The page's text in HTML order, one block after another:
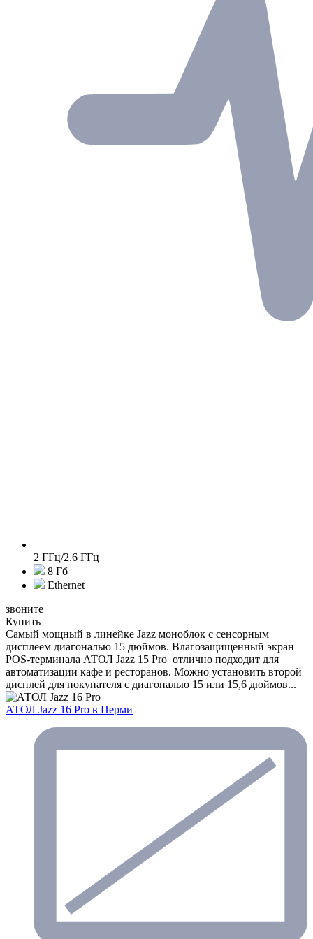
2 ГГц/2.6 ГГц
8 Гб
Ethernet
звоните
Купить
Самый мощный в линейке Jazz моноблок с сенсорным
дисплеем диагональю 15 дюймов. Влагозащищенный экран
POS-терминала АТОЛ Jazz 15 Pro отлично подходит для
автоматизации кафе и ресторанов. Можно установить второй
дисплей для покупателя с диагональю 15 или 15,6 дюймов...
АТОЛ Jazz 16 Pro в Перми